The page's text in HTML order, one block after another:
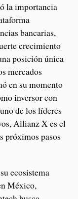
la importancia
bancarias,
crecimiento
posición única
mercados
en su momento
inversor con
de los líderes
Allianz X es el
próximos pasos
ecosistema
México,